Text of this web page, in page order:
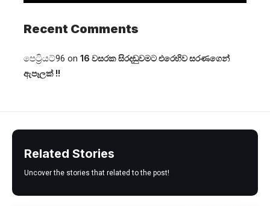
Recent Comments
පෙට්‍රියට්96 on 16 වසරක සිරදඬුවමට එරෙහිව සරණගෙන්
ඇපෑලක් !!
Related Stories
Uncover the stories that related to the post!